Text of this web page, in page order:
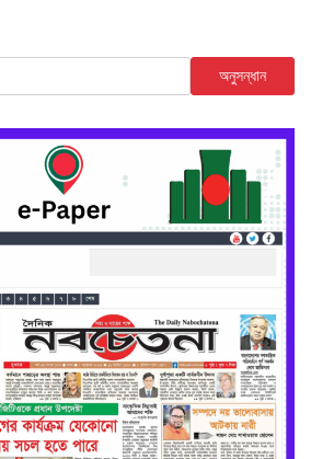
অনুসন্ধান